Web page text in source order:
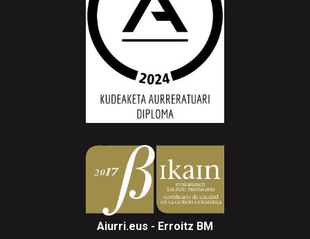
Aiurri.eus - Erroitz BM